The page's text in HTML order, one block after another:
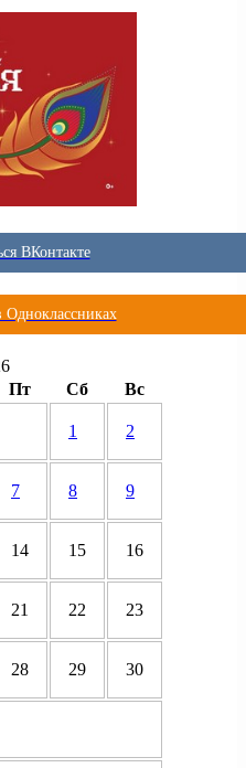
ВКонтакте
Одноклассниках
Пт Сб Вс
1 2
7 8 9
14 15 16
21 22 23
28 29 30